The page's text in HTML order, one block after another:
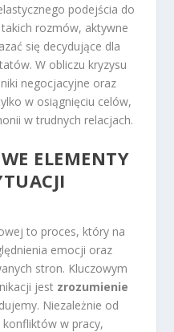
podejścia do
rozmów, aktywne
się decydujące dla
W obliczu kryzysu
negocjacyjne oraz
w osiągnięciu celów,
w trudnych relacjach.
ELEMENTY
to proces, który na
emocji oraz
stron. Kluczowym
jest zrozumienie
Niezależnie od
w pracy,